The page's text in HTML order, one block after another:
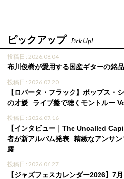
ピックアップ Pick Up!
投稿日 : 2026.08.04
布川俊樹が愛用する国産ギターの銘
投稿日 : 2026.07.20
【ロバータ・フラック】ポップス・
の才媛─ライブ盤で聴くモントルー
投稿日 : 2026.07.16
【インタビュー｜The Uncalled
者が新アルバム発表─精緻なアンサ
露
投稿日 : 2026.06.27
【ジャズフェスカレンダー2026】7